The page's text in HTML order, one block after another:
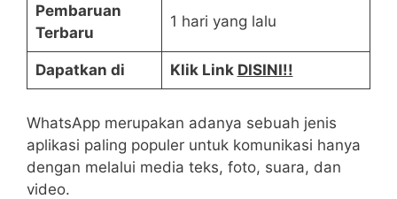
Pembaruan
Terbaru
1 hari yang lalu
Dapatkan di Klik Link DISINI!!
WhatsApp merupakan adanya sebuah jenis
aplikasi paling populer untuk komunikasi hanya
dengan melalui media teks, foto, suara, dan
video.